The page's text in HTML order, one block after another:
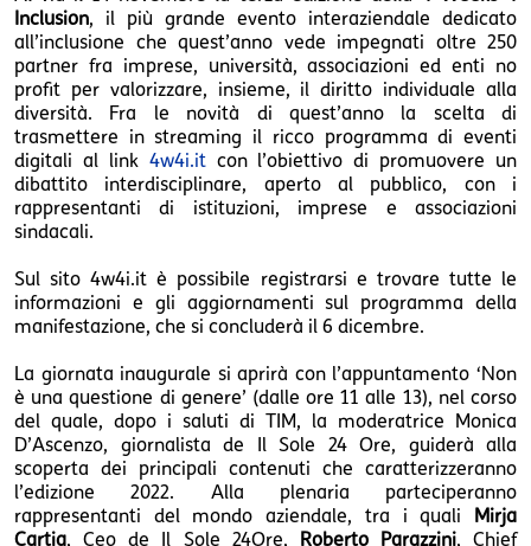
Inclusion, il più grande evento interaziendale dedicato
all’inclusione che quest’anno vede impegnati oltre 250
partner fra imprese, università, associazioni ed enti no
profit per valorizzare, insieme, il diritto individuale alla
diversità. Fra le novità di quest’anno la scelta di
trasmettere in streaming il ricco programma di eventi
digitali al link 4w4i.itcon l’obiettivo di promuovere un
dibattito interdisciplinare, aperto al pubblico, con i
rappresentanti di istituzioni, imprese e associazioni
sindacali.
Sul sito 4w4i.it è possibile registrarsi e trovare tutte le
informazioni e gli aggiornamenti sul programma della
manifestazione, che si concluderà il 6 dicembre.
La giornata inaugurale si aprirà con l’appuntamento ‘Non
è una questione di genere’ (dalle ore 11 alle 13), nel corso
del quale, dopo i saluti di TIM, la moderatrice Monica
D’Ascenzo, giornalista de Il Sole 24 Ore, guiderà alla
scoperta dei principali contenuti che caratterizzeranno
l’edizione 2022. Alla plenaria parteciperanno
rappresentanti del mondo aziendale, tra i quali Mirja
Cartia, Ceo de Il Sole 24Ore, Roberto Parazzini, Chief